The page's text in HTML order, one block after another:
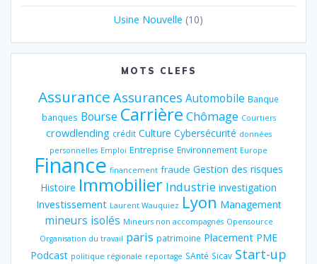
Usine Nouvelle (10)
MOTS CLEFS
Assurance Assurances Automobile Banque
banques Bourse Carrière Chômage Courtiers
crowdlending crédit Culture Cybersécurité données
personnelles Emploi Entreprise Environnement Europe
Finance financement fraude Gestion des risques
Histoire Immobilier Industrie investigation
Investissement Laurent Wauquiez Lyon Management
mineurs isolés Mineurs non accompagnés Opensource
Organisation du travail paris patrimoine Placement PME
Podcast politique régionale reportage SAnté Sicav Start-up